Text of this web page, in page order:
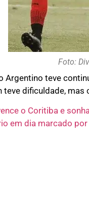
Foto:
Argentino teve
teve dificuldade,
o Coritiba e
em dia marcado